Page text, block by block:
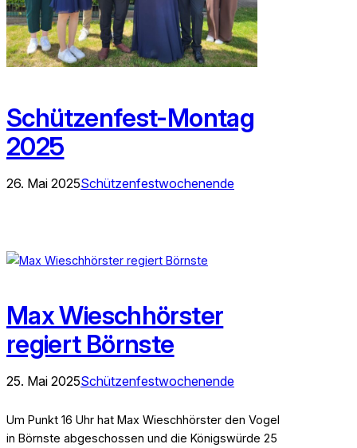
Schützenfest-Montag
2025
26. Mai 2025Schützenfestwochenende
Max Wieschhörster
regiert Börnste
25. Mai 2025Schützenfestwochenende
Um Punkt 16 Uhr hat Max Wieschhörster den Vogel
in Börnste abgeschossen und die Königswürde 25